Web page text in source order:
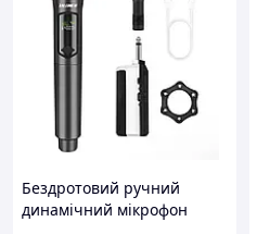
Бездротовий ручний
динамічний мікрофон